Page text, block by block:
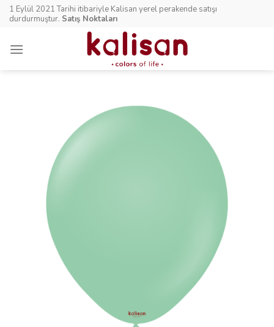
Skip1 Eylül 2021 Tarihi itibariyle Kalisan yerel perakende satışı
durdurmuştur. Satış Noktaları